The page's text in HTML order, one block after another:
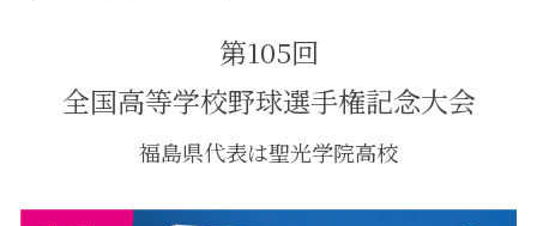
第105回
全国高等学校野球選手権記念大会
福島県代表は聖光学院高校